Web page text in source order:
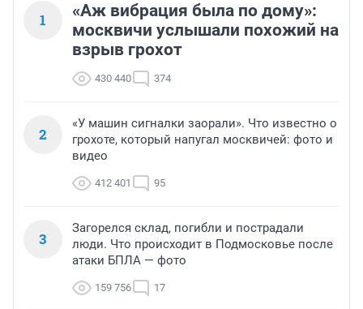
1
«Аж вибрация была по дому»:
москвичи услышали похожий на
взрыв грохот
430 440 374
2
«У машин сигналки заорали». Что известно о
грохоте, который напугал москвичей: фото и
видео
412 401 95
3
Загорелся склад, погибли и пострадали
люди. Что происходит в Подмосковье после
атаки БПЛА — фото
159 756 17